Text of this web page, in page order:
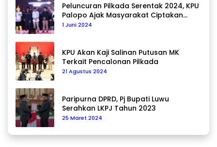
Peluncuran Pilkada Serentak 2024, KPU
Palopo Ajak Masyarakat Ciptakan
Pilkada Damai
1 Juni 2024
KPU Akan Kaji Salinan Putusan MK
Terkait Pencalonan Pilkada
21 Agustus 2024
Paripurna DPRD, Pj Bupati Luwu
Serahkan LKPJ Tahun 2023
25 Maret 2024